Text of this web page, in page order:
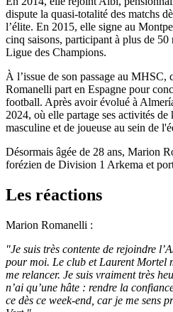
dispute la quasi-totalité des matchs
l’élite. En 2015, elle signe au
cinq saisons, participant à plus de 50
Ligue des Champions.
À l’issue de son passage au
Romanelli part en Espagne pour
football. Après avoir évolué à
2024, où elle partage ses activités
masculine et de joueuse au sein de
Désormais âgée de 28 ans, Marion
forézien de Division 1 Arkema et
Les réactions
Marion Romanelli :
"Je suis très contente de rejoindre
pour moi. Le club et Laurent Mortel
me relancer. Je suis vraiment très
n’ai qu’une hâte : rendre la
ce dès ce week-end, car je me sens